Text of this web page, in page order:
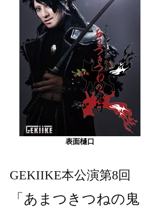
表面樋口
GEKIIKE本公演第8回
「あまつきつねの鬼